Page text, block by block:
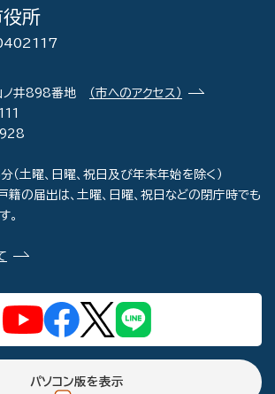
所
ノ井898番地
（市へのアクセス）
土曜、日曜、祝日及び年末年始を除く）
の届出は、土曜、日曜、祝日などの閉庁時でも
。
パソコン版を表示